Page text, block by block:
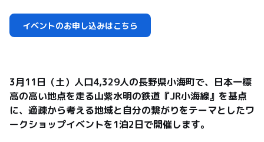
イベントのお申し込みはこちら
3月11日（土）人口4,329人の長野県小海町で、日本一標
高の高い地点を走る山紫水明の鉄道『JR小海線』を基点
に、適疎から考える地域と自分の繋がりをテーマとしたワ